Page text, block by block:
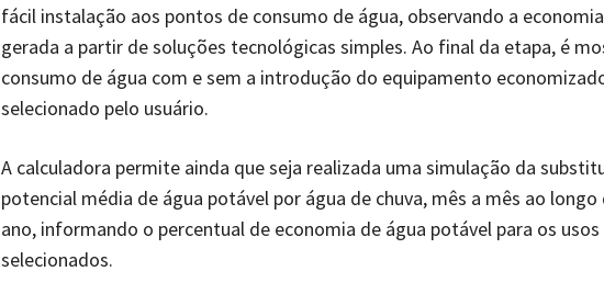
fácil instalação aos pontos de consumo de água, observando a
gerada a partir de soluções tecnológicas simples. Ao final da etapa, é
consumo de água com e sem a introdução do equipamento
selecionado pelo usuário.
A calculadora permite ainda que seja realizada uma simulação da
potencial média de água potável por água de chuva, mês a mês ao longo
ano, informando o percentual de economia de água potável para os usos
selecionados.